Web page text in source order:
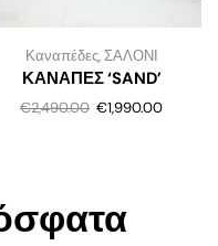
Καναπέδες,ΣΑΛΟΝΙ
ΚΑΝΑΠΕΣ ‘SAND’
€2,490.00 €1,990.00